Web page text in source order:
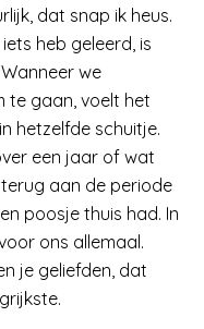
dat snap ik heus.
heb geleerd, is
we
te gaan, voelt het
hetzelfde schuitje.
een jaar of wat
aan de periode
poosje thuis had. In
ons allemaal.
je geliefden, dat